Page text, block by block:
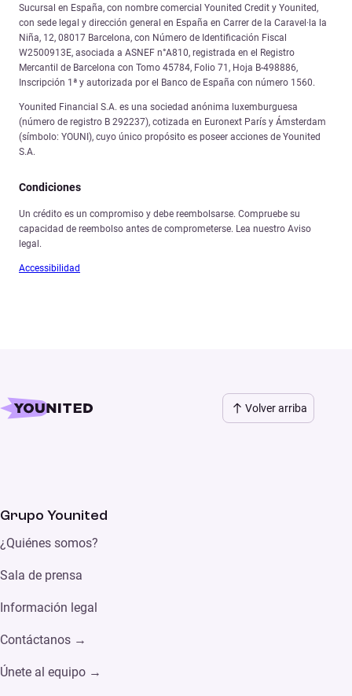
Sucursal en España, con nombre comercial Younited Credit y Younited,
con sede legal y dirección general en España en Carrer de la Caravel·la la
Niña, 12, 08017 Barcelona, con Número de Identificación Fiscal
W2500913E, asociada a ASNEF n°A810, registrada en el Registro
Mercantil de Barcelona con Tomo 45784, Folio 71, Hoja B-498886,
Inscripción 1ª y autorizada por el Banco de España con número 1560.
Younited Financial S.A. es una sociedad anónima luxemburguesa
(número de registro B 292237), cotizada en Euronext París y Ámsterdam
(símbolo: YOUNI), cuyo único propósito es poseer acciones de Younited
S.A.
Condiciones
Un crédito es un compromiso y debe reembolsarse. Compruebe su
capacidad de reembolso antes de comprometerse. Lea nuestro Aviso
legal.
Accessibilidad
Volver arriba
Grupo Younited
¿Quiénes somos?
Sala de prensa
Información legal
Contáctanos →
Únete al equipo →